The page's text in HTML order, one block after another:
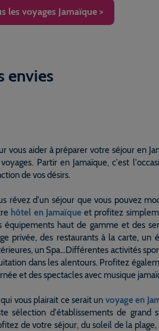
les voyages Jamaïque >
envies
vous aider à préparer votre séjour en
Partir en Jamaïque, c'est
de vos désirs.
rêvez d'un séjour que vous pouvez
hôtel en Jamaïqueet profitez
équipements haut de gamme et des
privée, des restaurants à la carte,
un Spa…Différentes activités
dans les alentours. Profitez
et des spectacles avec musique
vous plairait ce serait un voyage en
sélection d'établissements de grand
de votre séjour, du soleil de la